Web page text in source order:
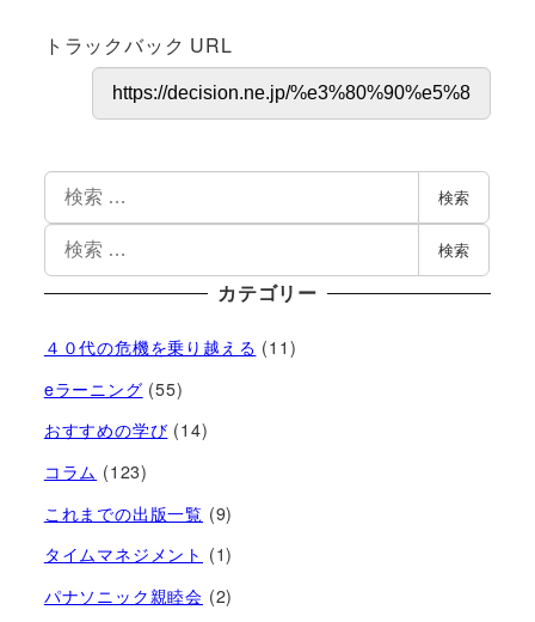
トラックバック URL
検索
検索
カテゴリー
４０代の危機を乗り越える (11)
eラーニング (55)
おすすめの学び (14)
コラム (123)
これまでの出版一覧 (9)
タイムマネジメント (1)
パナソニック親睦会 (2)